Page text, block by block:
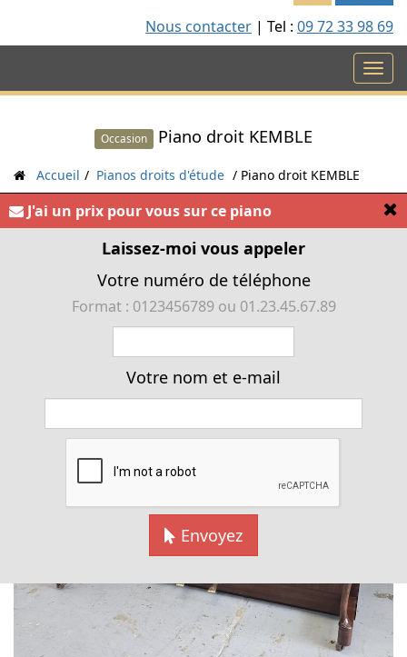
Nous contacter | Tel : 09 72 33 98 69
Occasion Piano droit KEMBLE
Accueil Pianos droits d'étude Piano droit KEMBLE
« D’un design épuré, le piano droit KEMBLE 109
bénéficie, comme tous les pianos Kemble, de cette
sonorité spécifique, chaude et ronde tout en
développant une belle puissance »
J'ai un prix pour vous sur ce piano
Laissez-moi vous appeler
Votre numéro de téléphone
Format : 0123456789 ou 01.23.45.67.89
Votre nom et e-mail
Envoyez